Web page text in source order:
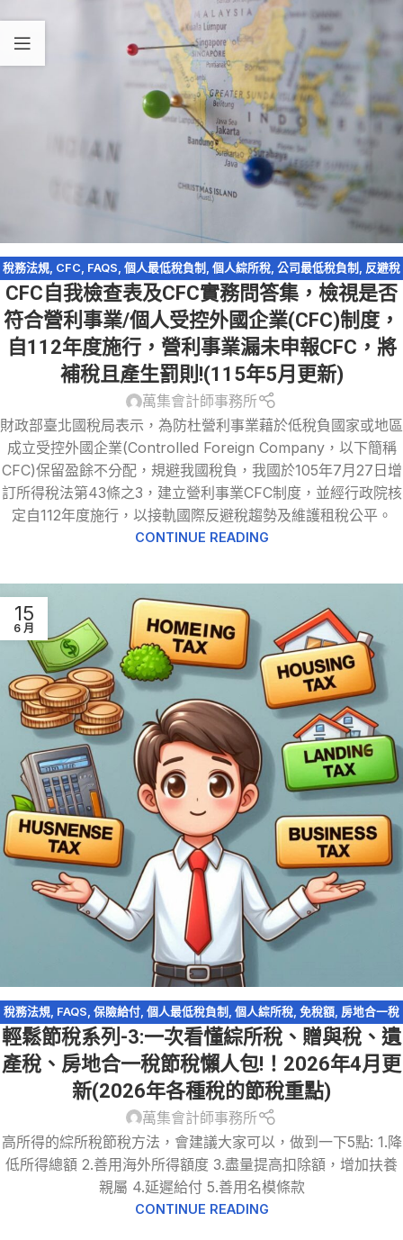
稅務法規, CFC, FAQS, 個人最低稅負制 , 個人綜所稅, 公司最低稅負制 , 反避稅
條款,最低稅負制 ,海外所得,營利事業所得稅
CFC自我檢查表及CFC實務問答集，檢視是否
符合營利事業/個人受控外國企業(CFC)制度，
自112年度施行，營利事業漏未申報CFC，將
補稅且產生罰則!(115年5月更新)
萬集會計師事務所
財政部臺北國稅局表示，為防杜營利事業藉於低稅負國家或地區
成立受控外國企業(Controlled Foreign Company，以下簡稱
CFC)保留盈餘不分配，規避我國稅負，我國於105年7月27日增
訂所得稅法第43條之3，建立營利事業CFC制度，並經行政院核
定自112年度施行，以接軌國際反避稅趨勢及維護租稅公平。
CONTINUE READING
15
6 月
稅務法規, FAQS, 保險給付, 個人最低稅負制 , 個人綜所稅, 免稅額, 房地合一稅
2.0,海外所得,股利收入,資產傳承,輕鬆節稅,輕鬆節稅-綜所稅,農地, 遺產及
贈與稅
輕鬆節稅系列-3:一次看懂綜所稅、贈與稅、遺
產稅、房地合一稅節稅懶人包!！2026年4月更
新(2026年各種稅的節稅重點)
萬集會計師事務所
高所得的綜所稅節稅方法，會建議大家可以，做到一下5點: 1.降
低所得總額 2.善用海外所得額度 3.盡量提高扣除額，增加扶養
親屬 4.延遲給付 5.善用名模條款
CONTINUE READING